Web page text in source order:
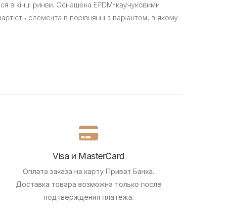
в кінці ринви. Оснащена EPDM-каучуковими
елемента в порівнянні з варіантом, в якому
Visa и MasterCard
Оплата заказа на карту Приват Банка.
Доставка товара возможна только после
подтверждения платежа.